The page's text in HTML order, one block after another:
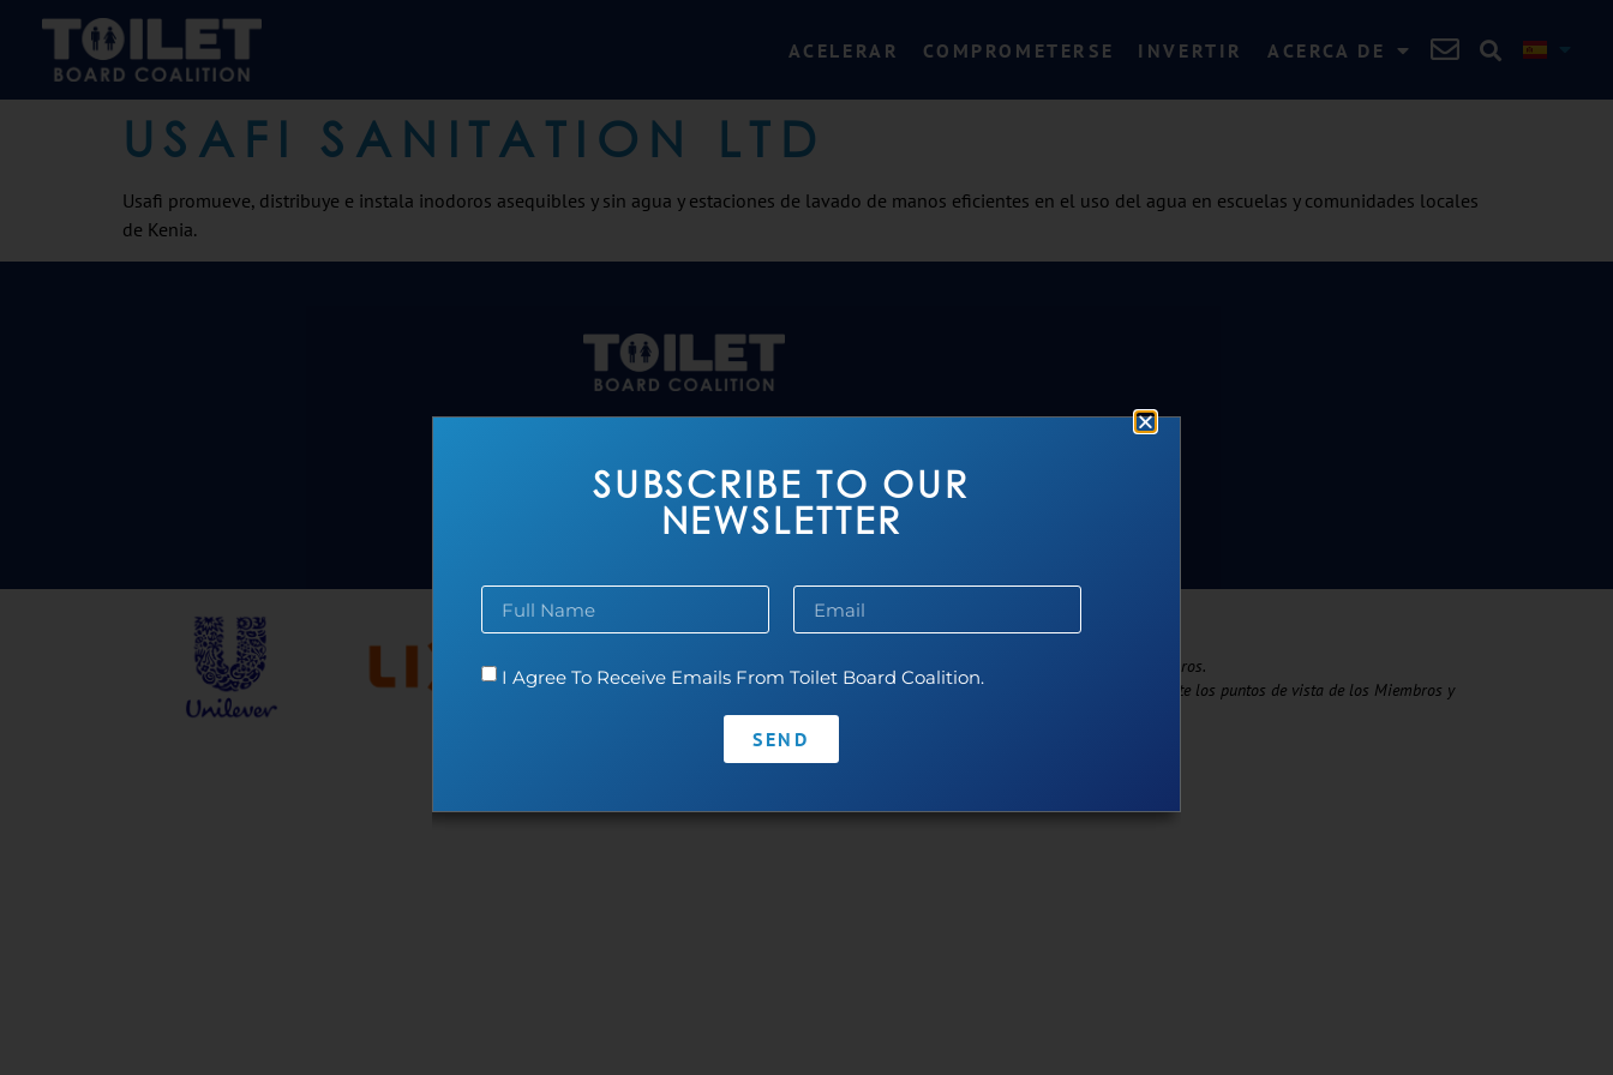
ACELERAR COMPROMETERSE INVERTIR ACERCA DE
USAFI SANITATION LTD
Usafi promueve, distribuye e instala inodoros asequibles y sin agua y estaciones de lavado de manos eficientes en el uso del agua en escuelas y comunidades locales
de Kenia.
Con agradecimiento a nuestros líderes:
Toilet Board Coalition y su trabajo son posibles gracias al generoso apoyo de sus Miembros.
Los contenidos son responsabilidad de Toilet Board Coalition y no reflejan necesariamente los puntos de vista de los Miembros y
SUBSCRIBE TO OUR
NEWSLETTER
I Agree To Receive Emails From Toilet Board Coalition.
SEND